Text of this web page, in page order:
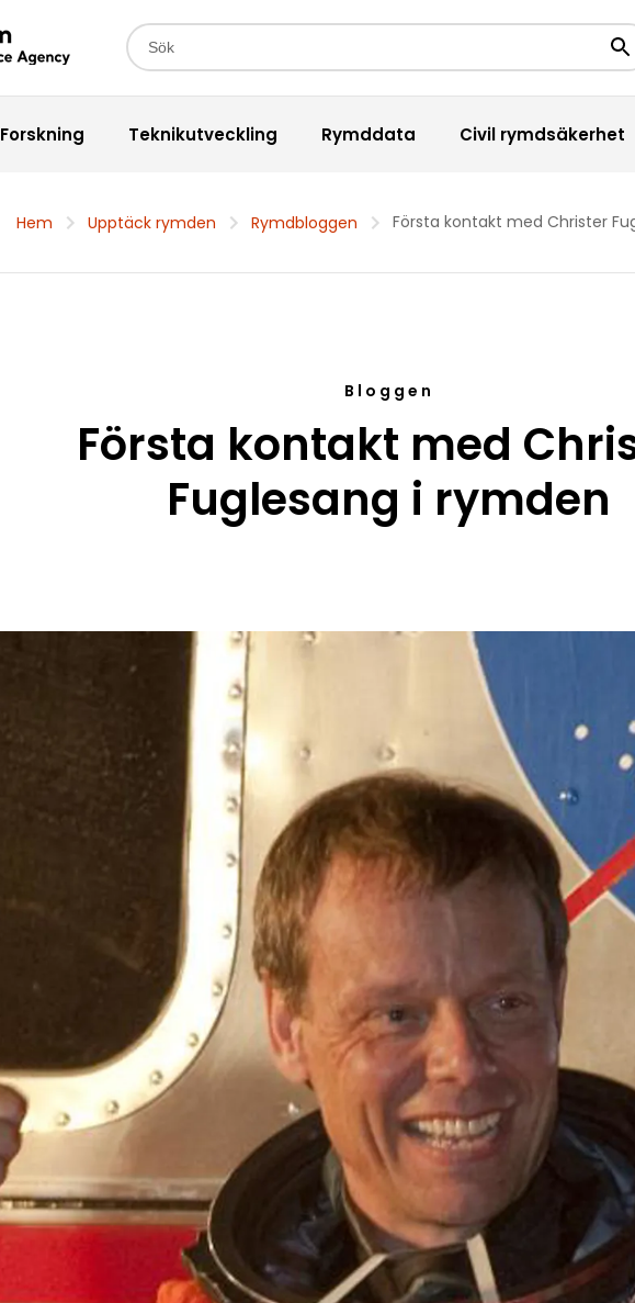
Sökfält
Forskning Teknikutveckling Rymddata Civil rymdsäkerhet
Hem Upptäck rymden Rymdbloggen Första kontakt med Christer
Bloggen
Första kontakt med
Fuglesang i rymden